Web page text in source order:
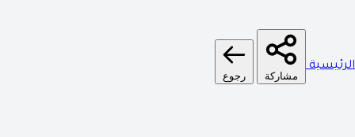
الرئيسية
مشاركة رجوع